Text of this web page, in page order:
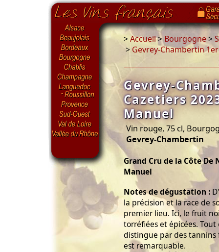
>Accueil>Bourgogne>
> Gevrey-Chambertin
Gevrey-
Cazetiers
Manuel
Vin rouge, 75 cl,
Gevrey-Chambertin
Grand Cru de la Côte
Manuel
Notes de dégustation :
la précision et la race de
premier lieu. Ici, le fruit
torréfiées et épicées.
distingue par des tannins
est remarquable.